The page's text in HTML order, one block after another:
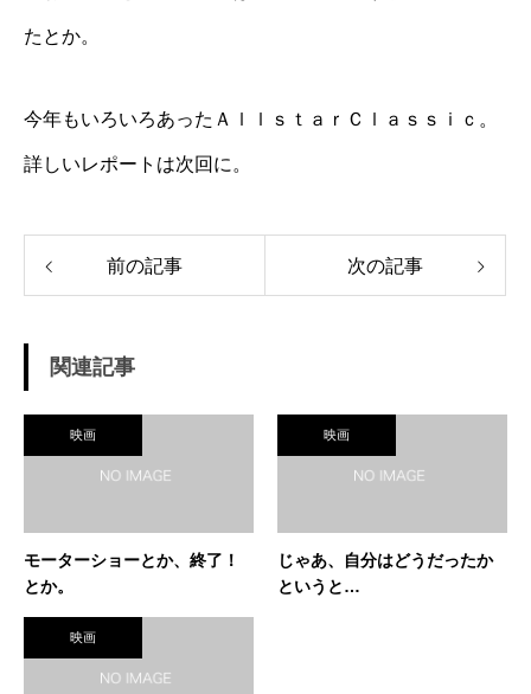
たとか。
今年もいろいろあった ＡｌｌｓｔａｒＣｌａｓｓｉｃ 。
詳しいレポートは次回に。
前の記事 次の記事
関連記事
映画
モーターショーとか、終了！
とか。
映画
じゃあ、自分はどうだったか
というと…
映画